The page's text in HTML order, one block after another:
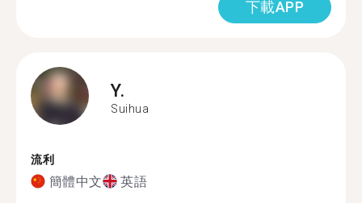
下載APP
Y.
Suihua
流利
簡體中文 英語